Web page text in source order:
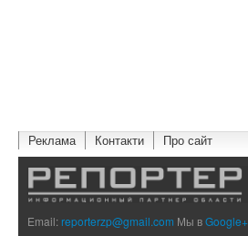
Реклама Контакти Про сайт
Email:reporterzp@gmail.com Мы вGoogle+